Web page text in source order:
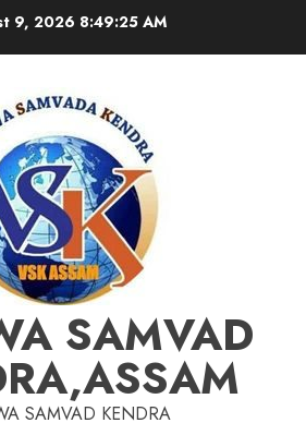
9, 2026 8:49:25 AM
SAMVAD
SAMVAD KENDRA